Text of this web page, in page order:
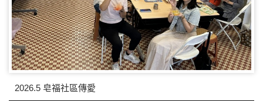
2026.5 皂福社區傳愛